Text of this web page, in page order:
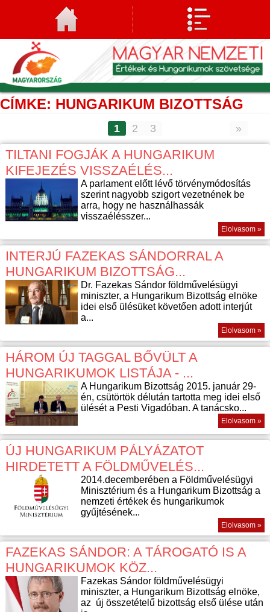
CÍMKE: HUNGARIKUM BIZOTTSÁG
1 2 3 »
TILTANI FOGJÁK A HUNGARIKUM
KIFEJEZÉS VISSZAÉLÉS...
A parlament előtt lévő törvénymódosítás
szerint nagyobb szigort vezetnének be
arra, hogy ne használhassák
visszaélésszer...
Elolvasom »
INTERJÚ FAZEKAS SÁNDORRAL A
HUNGARIKUM BIZOTTSÁG...
Dr. Fazekas Sándor földművelésügyi
miniszter, a Hungarikum Bizottság elnöke
idei első ülésüket követően adott interjút
a...
Elolvasom »
HÁROM ÚJ TAGGAL BŐVÜLT A
HUNGARIKUMOK LISTÁJA - ...
A Hungarikum Bizottság 2015. január 29-
én, csütörtök délután tartotta meg idei első
ülését a Pesti Vigadóban. A tanácsko...
Elolvasom »
ÚJ HUNGARIKUM PÁLYÁZATOT
HIRDETETT A FÖLDMŰVELÉS...
2014.decemberében a Földművelésügyi
Minisztérium és a Hungarikum Bizottság a
nemzeti értékek és hungarikumok
gyűjtésének...
Elolvasom »
FAZEKAS SÁNDOR: A TÁROGATÓ IS A
HUNGARIKUMOK KÖZ...
Fazekas Sándor földművelésügyi
miniszter, a Hungarikum Bizottság elnöke,
az új összetételű bizottság első ülése után